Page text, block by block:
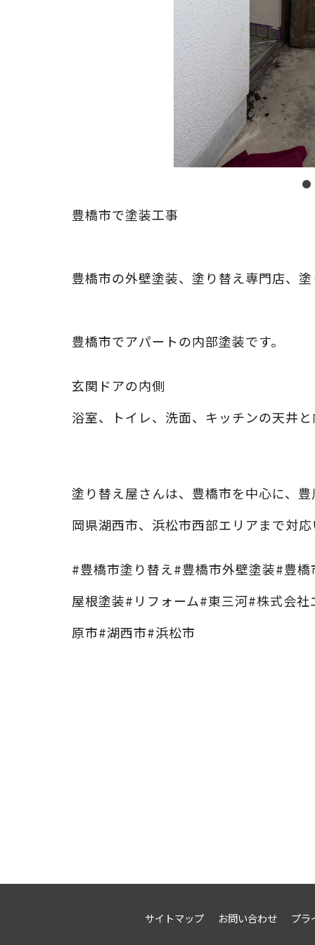
豊橋市で塗装工事
豊橋市の外壁塗装、塗り替え専門店、
豊橋市でアパートの内部塗装です。
玄関ドアの内側
浴室、トイレ、洗面、キッチンの天井
塗り替え屋さんは、豊橋市を中心に、
岡県湖西市、浜松市西部エリアまで対
#豊橋市塗り替え#豊橋市外壁塗装#豊
屋根塗装#リフォーム#東三河#株式会
原市#湖西市#浜松市
サイトマップ お問い合わせ プラ